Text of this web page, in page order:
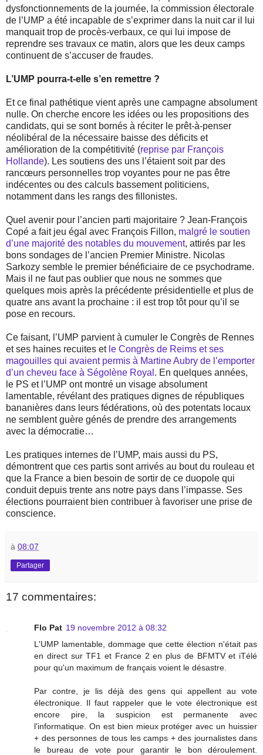
dysfonctionnements de la journée, la commission électorale
de l’UMP a été incapable de s’exprimer dans la nuit car il lui
manquait trop de procès-verbaux, ce qui lui impose de
reprendre ses travaux ce matin, alors que les deux camps
continuent de s’accuser de fraudes.
L’UMP pourra-t-elle s’en remettre ?
Et ce final pathétique vient après une campagne absolument
nulle. On cherche encore les idées ou les propositions des
candidats, qui se sont bornés à réciter le prêt-à-penser
néolibéral de la nécessaire baisse des déficits et
amélioration de la compétitivité (reprise par François
Hollande). Les soutiens des uns l’étaient soit par des
rancœurs personnelles trop voyantes pour ne pas être
indécentes ou des calculs bassement politiciens,
notamment dans les rangs des fillonistes.
Quel avenir pour l’ancien parti majoritaire ? Jean-François
Copé a fait jeu égal avec François Fillon, malgré le soutien
d’une majorité des notables du mouvement, attirés par les
bons sondages de l’ancien Premier Ministre. Nicolas
Sarkozy semble le premier bénéficiaire de ce psychodrame.
Mais il ne faut pas oublier que nous ne sommes que
quelques mois après la précédente présidentielle et plus de
quatre ans avant la prochaine : il est trop tôt pour qu’il se
pose en recours.
Ce faisant, l’UMP parvient à cumuler le Congrès de Rennes
et ses haines recuites et le Congrès de Reims et ses
magouilles qui avaient permis à Martine Aubry de l’emporter
d’un cheveu face à Ségolène Royal . En quelques années,
le PS et l’UMP ont montré un visage absolument
lamentable, révélant des pratiques dignes de républiques
bananières dans leurs fédérations, où des potentats locaux
ne semblent guère génés de prendre des arrangements
avec la démocratie…
Les pratiques internes de l’UMP, mais aussi du PS,
démontrent que ces partis sont arrivés au bout du rouleau et
que la France a bien besoin de sortir de ce duopole qui
conduit depuis trente ans notre pays dans l’impasse. Ses
élections pourraient bien contribuer à favoriser une prise de
conscience.
à 08:07
Partager
17 commentaires:
Flo Pat 19 novembre 2012 à 08:32
L'UMP lamentable, dommage que cette élection n'était pas
en direct sur TF1 et France 2 en plus de BFMTV et iTélé
pour qu'un maximum de français voient le désastre.
Par contre, je lis déjà des gens qui appellent au vote
électronique. Il faut rappeler que le vote électronique est
encore pire, la suspicion est permanente avec
l'informatique. On est bien mieux protéger avec un huissier
+ des personnes de tous les camps + des journalistes dans
le bureau de vote pour garantir le bon déroulement.